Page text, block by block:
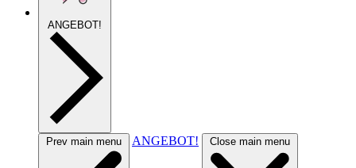
ANGEBOT!
Prev main menu ANGEBOT! Close main menu